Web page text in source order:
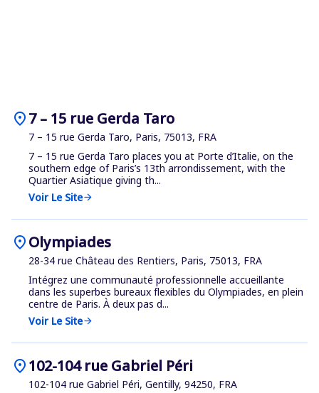
location_on7 – 15 rue Gerda Taro
7 – 15 rue Gerda Taro, Paris, 75013, FRA
7 – 15 rue Gerda Taro places you at Porte d’Italie, on the
southern edge of Paris’s 13th arrondissement, with the
Quartier Asiatique giving th...
Voir Le Sitearrow_forward
location_onOlympiades
28-34 rue Château des Rentiers, Paris, 75013, FRA
Intégrez une communauté professionnelle accueillante
dans les superbes bureaux flexibles du Olympiades, en plein
centre de Paris. À deux pas d...
Voir Le Sitearrow_forward
location_on102-104 rue Gabriel Péri
102-104 rue Gabriel Péri, Gentilly, 94250, FRA